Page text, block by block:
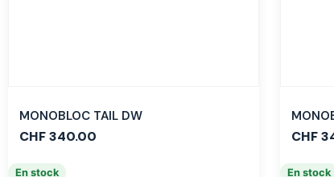
MONOBLOC TAIL DW
CHF340.00
En stock
CHF
En stock